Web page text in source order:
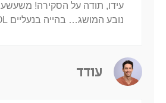
עידו, תודה על הסקירה!
נובע המושג… בהייה בנעליים LOL
עודד